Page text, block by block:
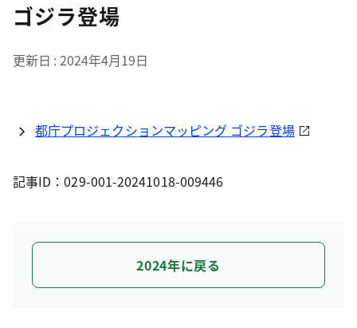
ゴジラ登場
更新日 2024年4月19日
都庁プロジェクションマッピング ゴジラ登場
記事ID：029-001-20241018-009446
2024年に戻る